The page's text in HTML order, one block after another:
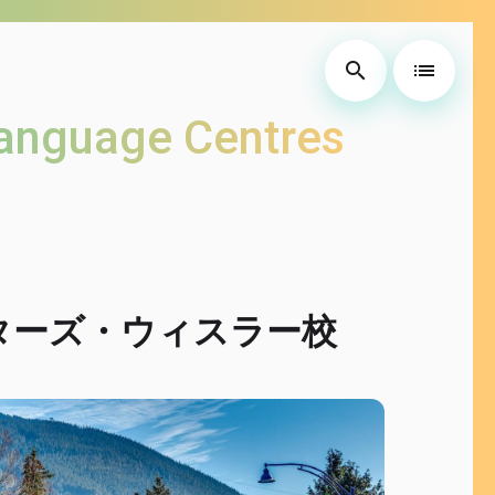
search list
Centres
ズ・ウィスラー校